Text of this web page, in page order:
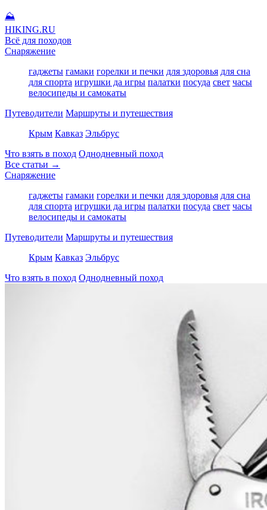
⛰
HIKING.RU
Всё для походов
Снаряжение
гаджеты гамаки горелки и печки для здоровья для сна
для спорта игрушки да игры палатки посуда свет часы
велосипеды и самокаты
Путеводители Маршруты и путешествия
Крым Кавказ Эльбрус
Что взять в поход Однодневный поход
Все статьи →
Снаряжение
гаджеты гамаки горелки и печки для здоровья для сна
для спорта игрушки да игры палатки посуда свет часы
велосипеды и самокаты
Путеводители Маршруты и путешествия
Крым Кавказ Эльбрус
Что взять в поход Однодневный поход